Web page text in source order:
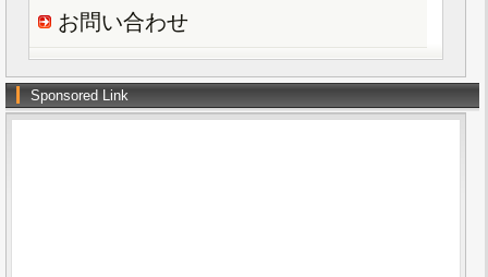
お問い合わせ
Sponsored Link